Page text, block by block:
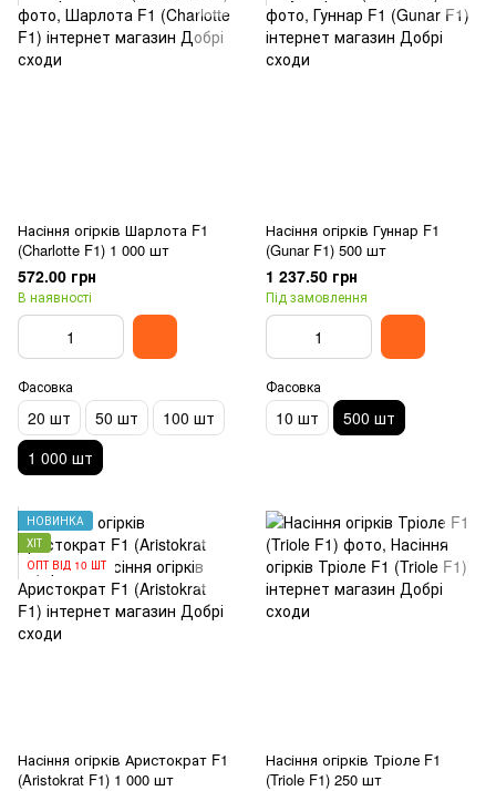
Насіння огірків Шарлота F1
(Charlotte F1) 1 000 шт
572.00 грн
В наявності
Фасовка
20 шт 50 шт
100 шт
1 000 шт
Насіння огірків Гуннар F1
(Gunar F1) 500 шт
1 237.50 грн
Під замовлення
Фасовка
10 шт 500 шт
НОВИНКА
ХІТ
ОПТ ВІД 10 ШТ
Насіння огірків Аристократ F1
(Aristokrat F1) 1 000 шт
Насіння огірків Тріоле F1
(Triole F1) 250 шт